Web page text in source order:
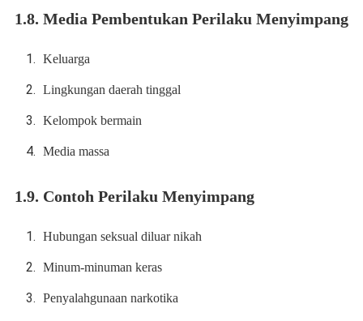
1.8. Media Pembentukan Perilaku Menyimpang
Keluarga
Lingkungan daerah tinggal
Kelompok bermain
Media massa
1.9. Contoh Perilaku Menyimpang
Hubungan seksual diluar nikah
Minum-minuman keras
Penyalahgunaan narkotika